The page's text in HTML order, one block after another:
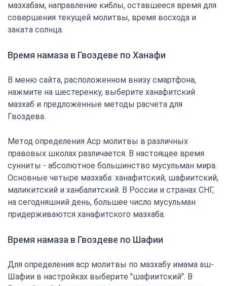
мазхабам, направление киблы, оставшееся время для
совершения текущей молитвы, время восхода и
заката солнца.
Время намаза в Гвоздеве по Ханафи
В меню сайта, расположенном внизу смартфона,
нажмите на шестеренку, выберите ханафитский
мазхаб и предложенные методы расчета для
Гвоздева.
Метод определения Аср молитвы в различных
правовых школах различается. В настоящее время
сунниты - абсолютное большинство мусульман мира.
Основные четыре мазхаба: ханафитский, шафиитский,
маликитский и ханбалитский. В России и странах СНГ,
на сегодняшний день, большее число мусульман
придерживаются ханафитского мазхаба.
Время намаза в Гвоздеве по Шафии
Для определения аср молитвы по мазхабу имама аш-
Шафии в настройках выберите "шафиитский". В